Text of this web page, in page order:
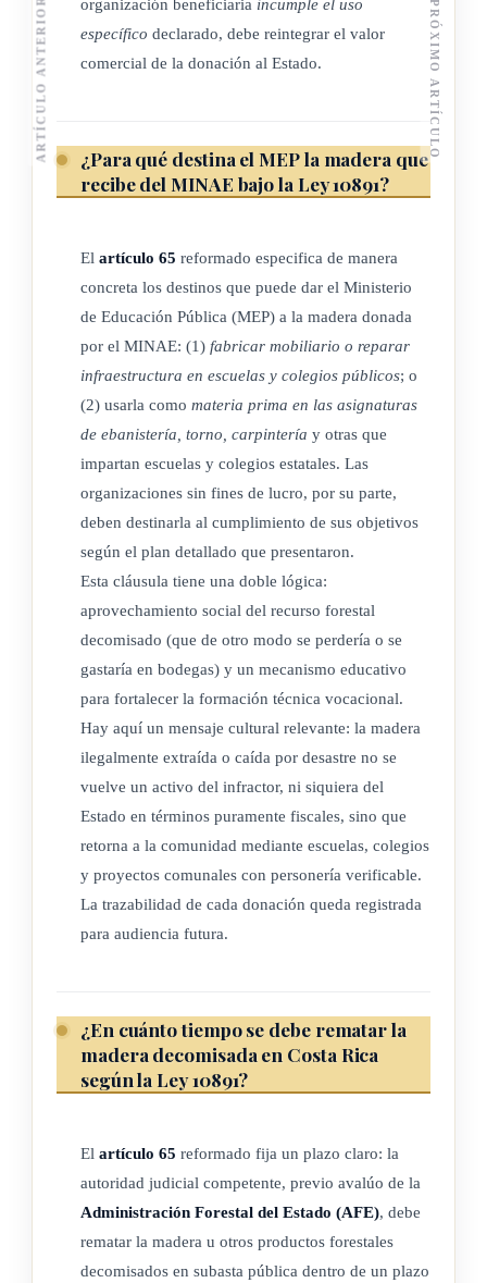
específico declarado, debe reintegrar el valor
comercial de la donación al Estado.
¿Para qué destina el MEP la madera que
recibe del MINAE bajo la Ley 10891?
El artículo 65 reformado especifica de manera
concreta los destinos que puede dar el Ministerio
de Educación Pública (MEP) a la madera donada
por el MINAE: (1) fabricar mobiliario o reparar
infraestructura en escuelas y colegios públicos; o
(2) usarla como materia prima en las asignaturas
de ebanistería, torno, carpintería y otras que
impartan escuelas y colegios estatales. Las
organizaciones sin fines de lucro, por su parte,
deben destinarla al cumplimiento de sus objetivos
según el plan detallado que presentaron.
Esta cláusula tiene una doble lógica:
aprovechamiento social del recurso forestal
decomisado (que de otro modo se perdería o se
gastaría en bodegas) y un mecanismo educativo
para fortalecer la formación técnica vocacional.
Hay aquí un mensaje cultural relevante: la madera
ilegalmente extraída o caída por desastre no se
vuelve un activo del infractor, ni siquiera del
Estado en términos puramente fiscales, sino que
retorna a la comunidad mediante escuelas, colegios
y proyectos comunales con personería verificable.
La trazabilidad de cada donación queda registrada
para audiencia futura.
¿En cuánto tiempo se debe rematar la
madera decomisada en Costa Rica
según la Ley 10891?
El artículo 65 reformado fija un plazo claro: la
autoridad judicial competente, previo avalúo de la
Administración Forestal del Estado (AFE), debe
rematar la madera u otros productos forestales
decomisados en subasta pública dentro de un plazo
ARTÍCULO ANTERIOR PRÓXIMO ARTÍCULO